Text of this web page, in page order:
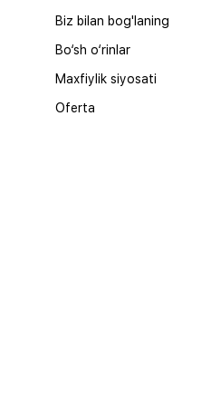
Biz bilan bog'laning
Bo‘sh o‘rinlar
Maxfiylik siyosati
Oferta